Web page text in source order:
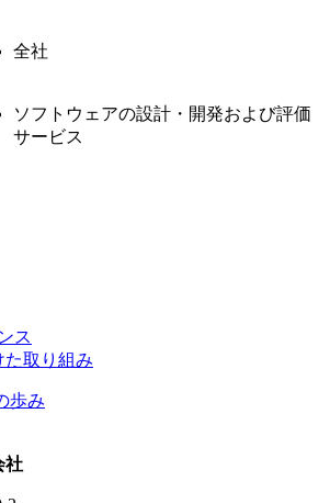
全社
ソフトウェアの設計・開発および評価
サービス
ス
取り組み
歩み
社